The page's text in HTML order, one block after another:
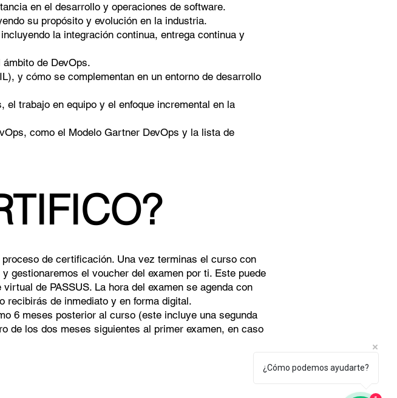
en el desarrollo y operaciones de software.
su propósito y evolución en la industria.
la integración continua, entrega continua y
de DevOps.
y cómo se complementan en un entorno de desarrollo
trabajo en equipo y el enfoque incremental en la
como el Modelo Gartner DevOps y la lista de
de certificación. Una vez terminas el curso con
gestionaremos el voucher del examen por ti. Este puede
de PASSUS. La hora del examen se agenda con
recibirás de inmediato y en forma digital.
6 meses posterior al curso (este incluye una segunda
de los dos meses siguientes al primer examen, en caso
¿Cómo podemos ayudarte?